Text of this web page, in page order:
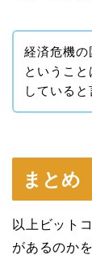
経済危機の
というこ
していると
まとめ
以上ビット
があるのか